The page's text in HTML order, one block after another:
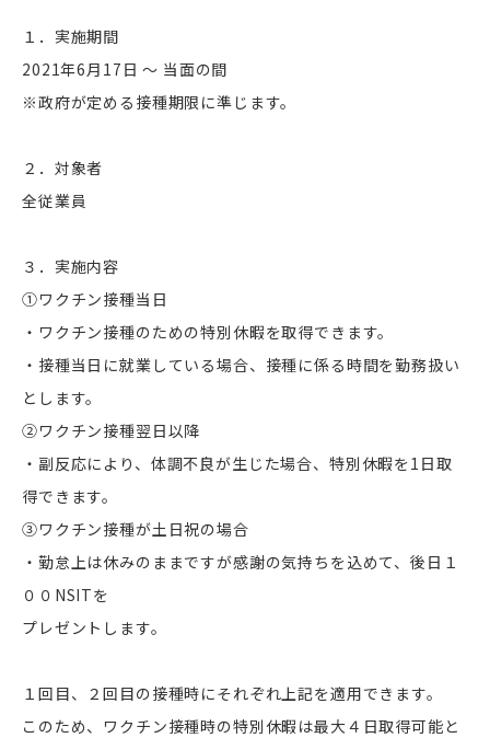
１．実施期間
2021年6月17日 ～ 当面の間
※政府が定める接種期限に準じます。
２．対象者
全従業員
３．実施内容
①ワクチン接種当日
・ワクチン接種のための特別休暇を取得できます。
・接種当日に就業している場合、接種に係る時間を勤務扱い
とします。
②ワクチン接種翌日以降
・副反応により、体調不良が生じた場合、特別休暇を1日取
得できます。
③ワクチン接種が土日祝の場合
・勤怠上は休みのままですが感謝の気持ちを込めて、後日１
００NSITを
プレゼントします。
１回目、２回目の接種時にそれぞれ上記を適用できます。
このため、ワクチン接種時の特別休暇は最大４日取得可能と